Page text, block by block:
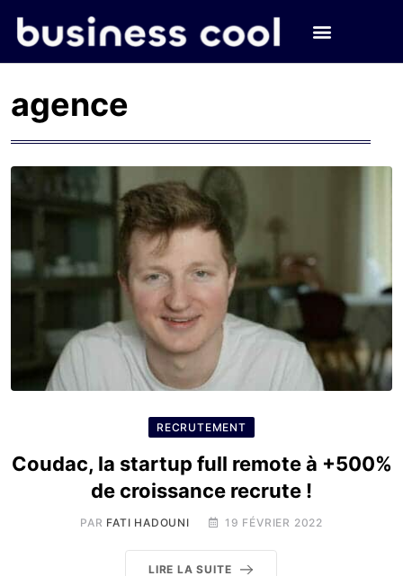
agence
RECRUTEMENT
Coudac, la startup full remote à +500%
de croissance recrute !
PAR FATI HADOUNI 19 FÉVRIER 2022
LIRE LA SUITE